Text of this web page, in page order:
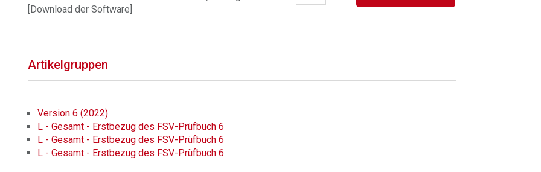
[Download der Software]
Artikelgruppen
Version 6 (2022)
L - Gesamt - Erstbezug des FSV-Prüfbuch 6
L - Gesamt - Erstbezug des FSV-Prüfbuch 6
L - Gesamt - Erstbezug des FSV-Prüfbuch 6